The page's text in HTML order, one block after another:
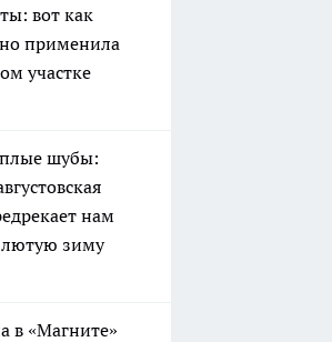
вот как
применила
участке
шубы:
нам
зиму
в «Магните»